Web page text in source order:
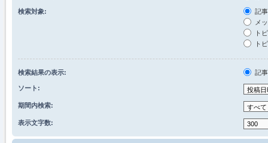
検索対象:
記
メ
ト
ト
検索結果の表示: 記事
ソート:
期間内検索:
表示文字数: